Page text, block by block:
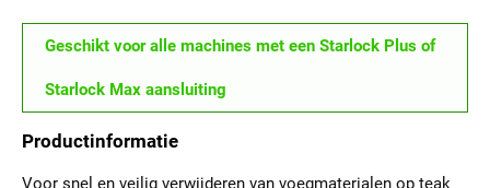
Geschikt voor alle machines met een Starlock Plus of
Starlock Max aansluiting
Productinformatie
Voor snel en veilig verwijderen van voegmaterialen op teak